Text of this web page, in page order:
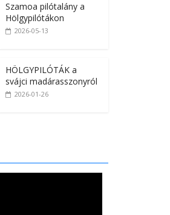
Szamoa pilótalány a
Hölgypilótákon
2026-05-13
HÖLGYPILÓTÁK a
svájci madárasszonyról
2026-01-26